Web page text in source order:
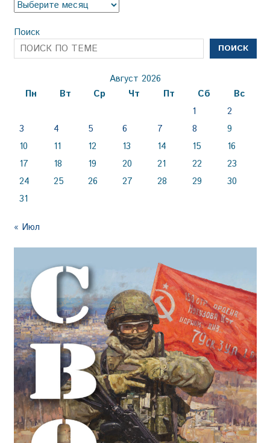
Архив
Поиск
ПОИСК
Август 2026
Пн
Вт Ср Чт Пт Сб
Вс
1
2
3
4 5 6 7 8
9
10
11 12 13 14 15
16
17
18 19 20 21 22
23
24
25 26 27 28 29
30
31
« Июл